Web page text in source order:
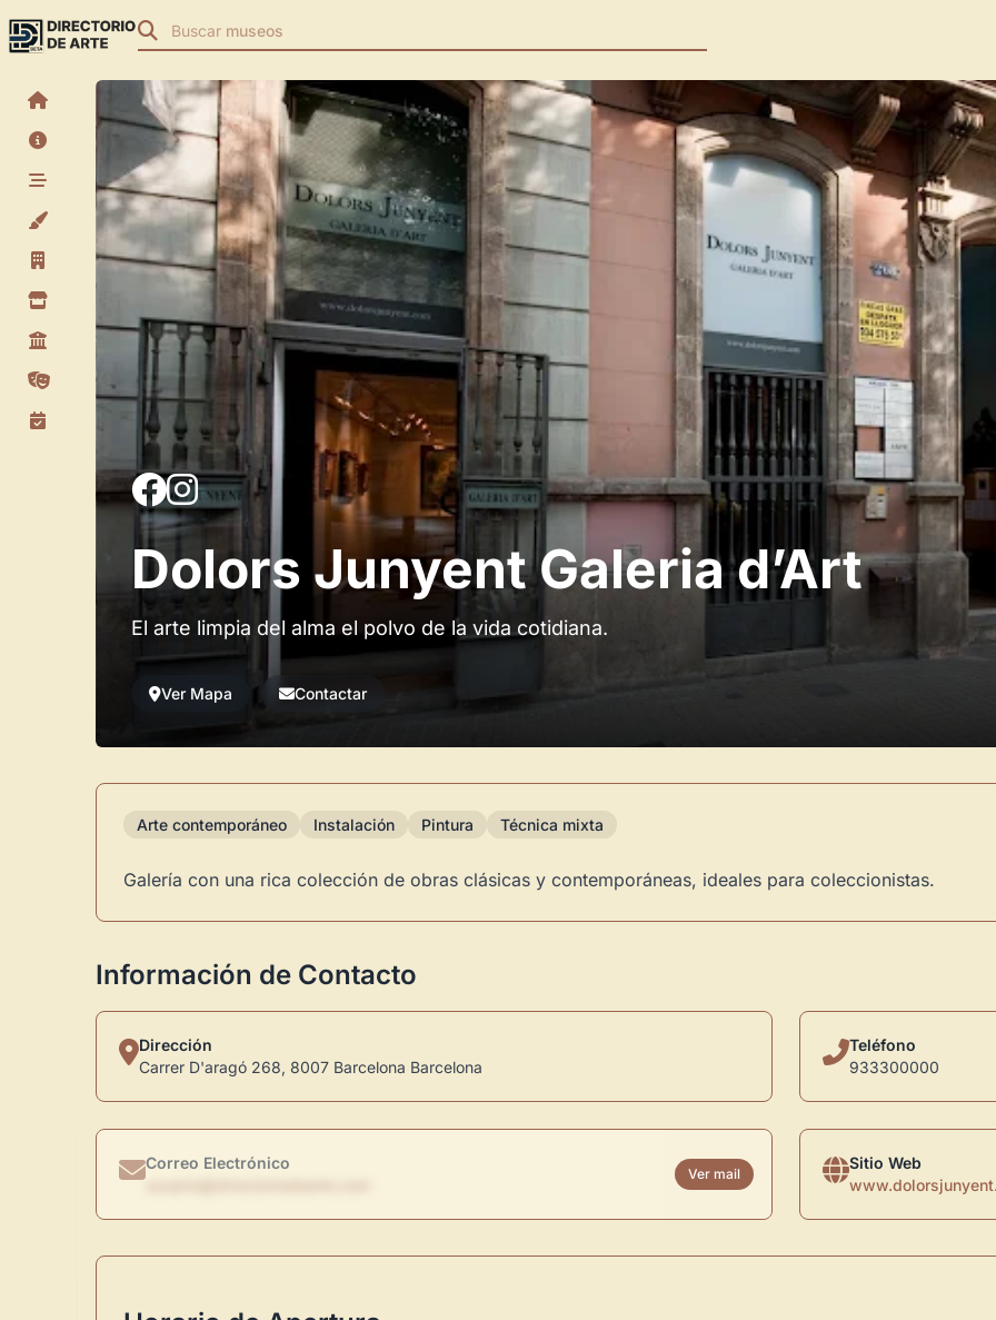
Buscar museos
Dolors Junyent Galeria d’Art
El arte limpia del alma el polvo de la vida cotidiana.
Ver Mapa Contactar
Arte contemporáneo Instalación Pintura Técnica mixta
Galería con una rica colección de obras clásicas y contemporáneas, ideales para coleccionistas.
Información de Contacto
Dirección
Carrer D'aragó 268, 8007 Barcelona Barcelona
Teléfono
933300000
Correo Electrónico
Ver mail
Sitio Web